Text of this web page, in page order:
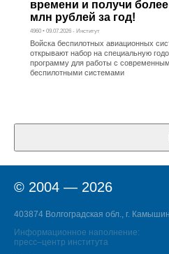
времени и получи более
млн рублей за год!
4960 • 09.07.2026 - Институт
Войска беспилотных авиационных
открывают набор на специальную
программу для работы с
беспилотными системами
© 2004 — 2026
403874 Волгоградская обл., г.
Информационное наполнение:
пресс–центр института